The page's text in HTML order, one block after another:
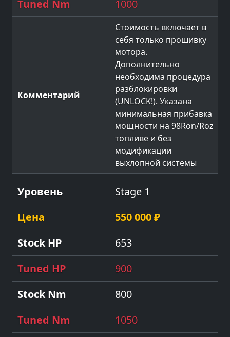
1000
Стоимость включает в
себя только прошивку
мотора.
Дополнительно
необходима процедура
разблокировки
(UNLOCK!). Указана
минимальная прибавка
мощности на 98Ron/Roz
топливе и без
модификации
выхлопной системы
Stage 1
550 000 ₽
653
900
800
1050